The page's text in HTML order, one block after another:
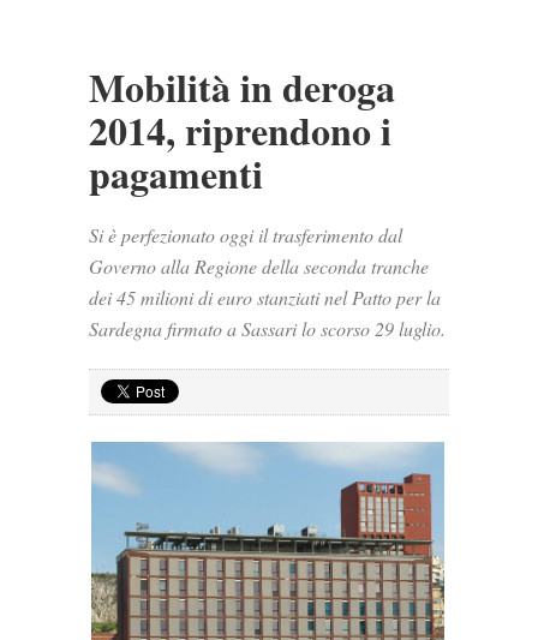
Mobilità in deroga
2014, riprendono i
pagamenti
Si è perfezionato oggi il trasferimento dal
Governo alla Regione della seconda tranche
dei 45 milioni di euro stanziati nel Patto per la
Sardegna firmato a Sassari lo scorso 29 luglio.